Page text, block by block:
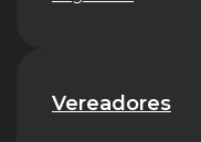
Vereadores